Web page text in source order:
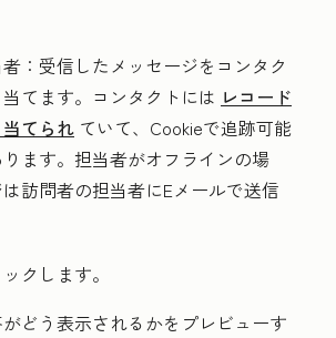
： 受信したメッセージをコンタク
当てます。コンタクトには レコード
てられ ていて、Cookieで追跡可能
ます。担当者がオフラインの場
訪問者の担当者にEメールで送信
クします。
どう表示されるかをプレビューす